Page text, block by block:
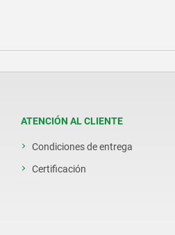
ATENCIÓN AL CLIENTE
Condiciones de entrega
Certificación